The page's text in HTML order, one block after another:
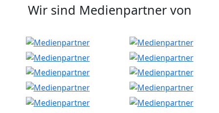
Wir sind Medienpartner von